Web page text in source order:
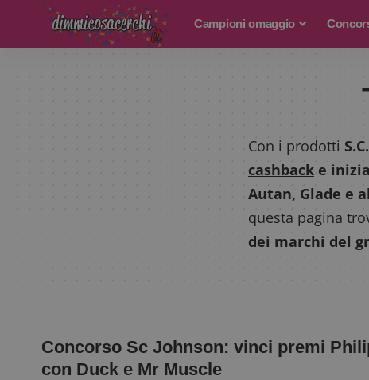
Campioni omaggio
Con i prodotti
cashback e
Autan, Glade e
questa pagina
dei marchi del
Concorso Sc Johnson: vinci premi
con Duck e Mr Muscle